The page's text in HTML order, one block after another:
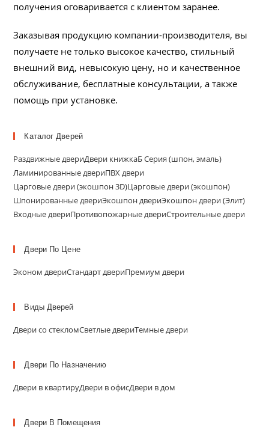
получения оговаривается с клиентом заранее.
Заказывая продукцию компании-производителя, вы
получаете не только высокое качество, стильный
внешний вид, невысокую цену, но и качественное
обслуживание, бесплатные консультации, а также
помощь при установке.
Каталог Дверей
Раздвижные двериДвери книжкаБ Серия (шпон, эмаль)
Ламинированные двериПВХ двери
Царговые двери (экошпон 3D)Царговые двери (экошпон)
Шпонированные двериЭкошпон двериЭкошпон двери (Элит)
Входные двериПротивопожарные двериСтроительные двери
Двери По Цене
Эконом двериСтандарт двериПремиум двери
Виды Дверей
Двери со стекломСветлые двериТемные двери
Двери По Назначению
Двери в квартируДвери в офисДвери в дом
Двери В Помещения